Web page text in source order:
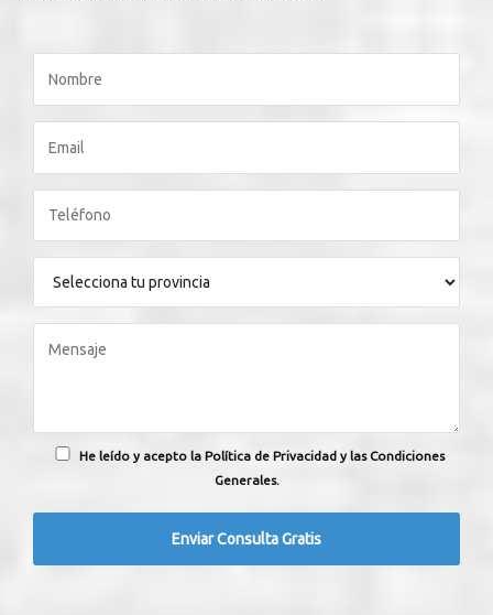
He leído y acepto la Política de Privacidad y las Condiciones
Generales.